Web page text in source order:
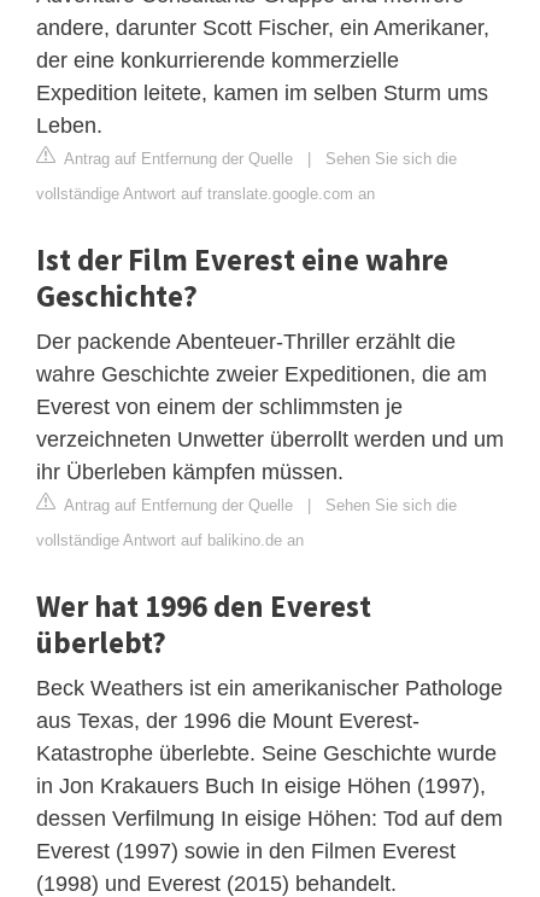
andere, darunter Scott Fischer, ein Amerikaner,
der eine konkurrierende kommerzielle
Expedition leitete, kamen im selben Sturm ums
Leben.
Antrag auf Entfernung der Quelle | Sehen Sie sich die
vollständige Antwort auf translate.google.com an
Ist der Film Everest eine wahre
Geschichte?
Der packende Abenteuer-Thriller erzählt die
wahre Geschichte zweier Expeditionen, die am
Everest von einem der schlimmsten je
verzeichneten Unwetter überrollt werden und um
ihr Überleben kämpfen müssen.
Antrag auf Entfernung der Quelle | Sehen Sie sich die
vollständige Antwort auf balikino.de an
Wer hat 1996 den Everest
überlebt?
Beck Weathers ist ein amerikanischer Pathologe
aus Texas, der 1996 die Mount Everest-
Katastrophe überlebte. Seine Geschichte wurde
in Jon Krakauers Buch In eisige Höhen (1997),
dessen Verfilmung In eisige Höhen: Tod auf dem
Everest (1997) sowie in den Filmen Everest
(1998) und Everest (2015) behandelt.